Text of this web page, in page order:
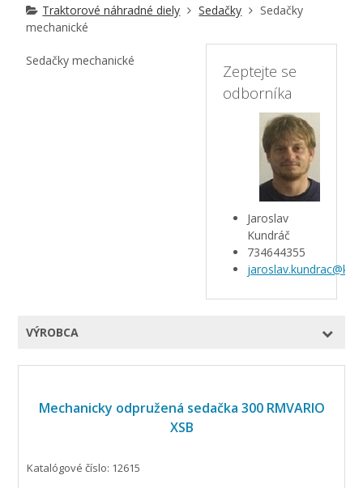
Traktorové náhradné diely Sedačky
Sedačky
mechanické
Zeptejte se
odborníka
Jaroslav
Kundráč
734644355
Sedačky mechanické
VÝROBCA
Mechanicky odpružená sedačka 300 RMVARIO
XSB
Katalógové číslo: 12615